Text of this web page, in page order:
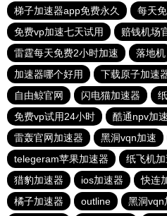
梯子加速器app免费永久
每天
免费vp加速七天试用
赔钱机场
雷霆每天免费2小时加速
落地机
加速器哪个好用
下载原子加速
自由鲸官网
闪电猫加速器
免费vp试用24小时
酷通npv加
雷轰官网加速器
黑洞vqn加速
telegeram苹果加速器
纸飞机
猎豹加速器
ios加速器 快连
橘子加速器
outline 黑洞vqn